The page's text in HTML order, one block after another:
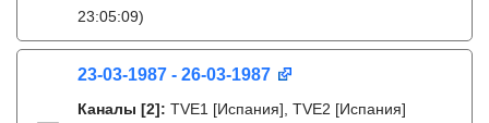
23:05:09)
23-03-1987 - 26-03-1987
Каналы [2]: TVE1 [Испания], TVE2 [Испания]